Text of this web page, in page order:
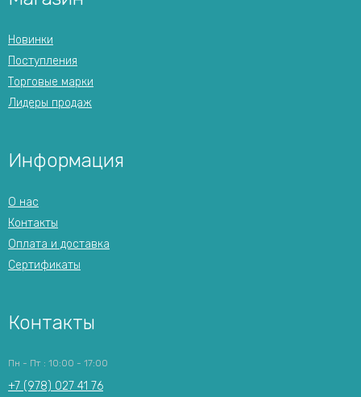
Новинки
Поступления
Торговые марки
Лидеры продаж
Информация
О нас
Контакты
Оплата и доставка
Сертификаты
Контакты
Пн - Пт : 10:00 - 17:00
+7 (978) 027 41 76